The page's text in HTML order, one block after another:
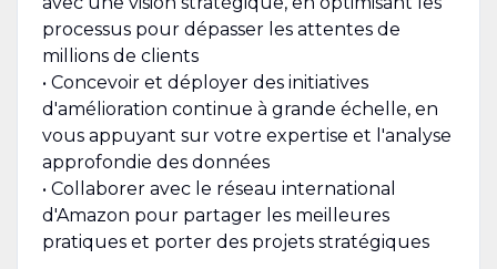
processus pour dépasser les attentes de
millions de clients
• Concevoir et déployer des initiatives
d'amélioration continue à grande échelle, en
vous appuyant sur votre expertise et l'analyse
approfondie des données
• Collaborer avec le réseau international
d'Amazon pour partager les meilleures
pratiques et porter des projets stratégiques